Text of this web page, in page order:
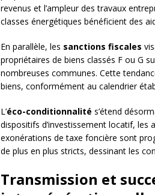
revenus et l’ampleur des travaux
classes énergétiques bénéficient des
En parallèle, les sanctions fiscales
propriétaires de biens classés F ou G
nombreuses communes. Cette
biens, conformément au calendrier
L’éco-conditionnalité s’étend
dispositifs d’investissement locatif,
exonérations de taxe foncière sont
de plus en plus stricts, dessinant les
Transmission et